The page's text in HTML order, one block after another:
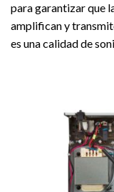
para garantizar que
amplifican y
es una calidad de